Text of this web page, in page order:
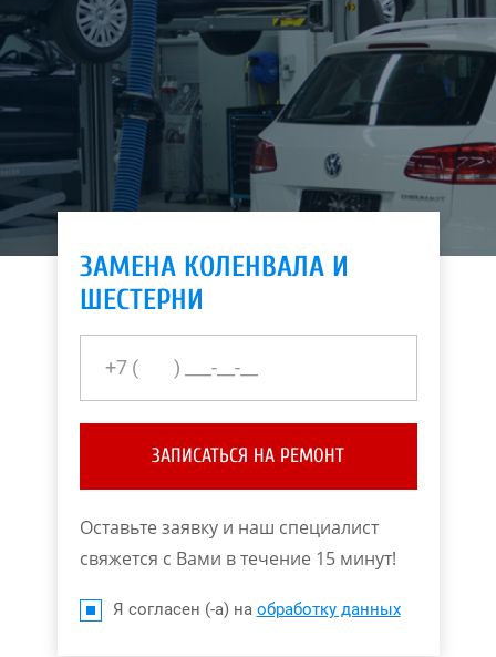
ЗАМЕНА КОЛЕНВАЛА И
ШЕСТЕРНИ
ЗАПИСАТЬСЯ НА РЕМОНТ
Оставьте заявку и наш специалист
свяжется с Вами в течение 15 минут!
Я согласен (-а) на обработку данных